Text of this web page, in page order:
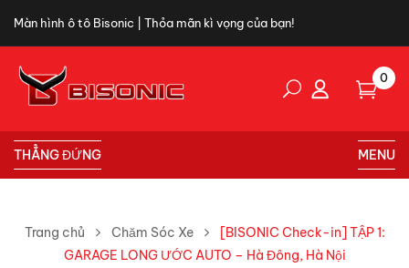
Màn hình ô tô Bisonic | Thỏa mãn kì vọng của bạn!
0
THẲNG ĐỨNG MENU
Trang chủ Chăm Sóc Xe
[BISONIC Check-in] TẬP 1:
GARAGE LONG ƯỚC AUTO – Hà Đông, Hà Nội